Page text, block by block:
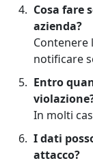
Cosa fare
azienda?
Contenere
notificare
Entro
In molti
I dati
attacco?